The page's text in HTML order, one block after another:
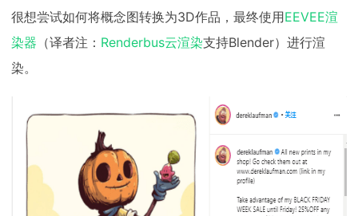
很想尝试如何将概念图转换为3D作品，最终使用EEVEE渲
染器 （译者注： Renderbus云渲染支持Blender）进行渲
染。